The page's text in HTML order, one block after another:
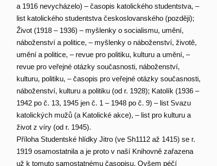
a 1916 nevycházelo) – časopis katolického studentstva, –
list katolického studentstva českoslovanského (později);
Život (1918 – 1936) – myšlenky o socialismu, umění,
náboženství a politice, – myšlenky o náboženství, životě,
umění a politice, – revue pro politiku, kulturu a umění, –
revue pro veřejné otázky současnosti, náboženství,
kulturu, politiku, – časopis pro veřejné otázky současnosti,
náboženství, kulturu a politiku (od r. 1928); Katolík (1936 –
1942 po č. 13, 1945 jen č. 1 – 1948 po č. 9) – list Svazu
katolických mužů (a Katolické akce), – list pro kulturu a
život z víry (od r. 1945).
Příloha Studentské hlídky Jitro (ve Sh1112 až 1415) se r.
1919 osamostatnila a je proto v naší Knihovně zařazena
už k tomuto samostatnému časopisu. Ovšem péčí